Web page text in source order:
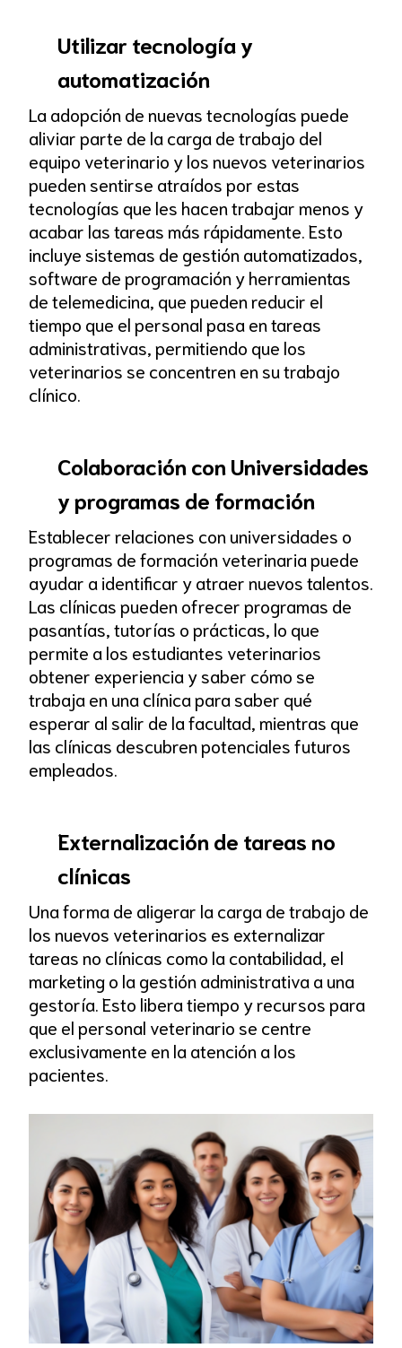
Utilizar tecnología y
automatización
La adopción de nuevas tecnologías puede
aliviar parte de la carga de trabajo del
equipo veterinario y los nuevos veterinarios
pueden sentirse atraídos por estas
tecnologías que les hacen trabajar menos y
acabar las tareas más rápidamente. Esto
incluye sistemas de gestión automatizados,
software de programación y herramientas
de telemedicina, que pueden reducir el
tiempo que el personal pasa en tareas
administrativas, permitiendo que los
veterinarios se concentren en su trabajo
clínico.
Colaboración con Universidades
y programas de formación
Establecer relaciones con universidades o
programas de formación veterinaria puede
ayudar a identificar y atraer nuevos talentos.
Las clínicas pueden ofrecer programas de
pasantías, tutorías o prácticas, lo que
permite a los estudiantes veterinarios
obtener experiencia y saber cómo se
trabaja en una clínica para saber qué
esperar al salir de la facultad, mientras que
las clínicas descubren potenciales futuros
empleados.
Externalización de tareas no
clínicas
Una forma de aligerar la carga de trabajo de
los nuevos veterinarios es externalizar
tareas no clínicas como la contabilidad, el
marketing o la gestión administrativa a una
gestoría. Esto libera tiempo y recursos para
que el personal veterinario se centre
exclusivamente en la atención a los
pacientes.